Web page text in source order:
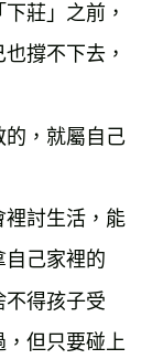
莊」之前，
撐不下去，
的，就屬自己
裡討生活，能
自己家裡的
不得孩子受
但只要碰上